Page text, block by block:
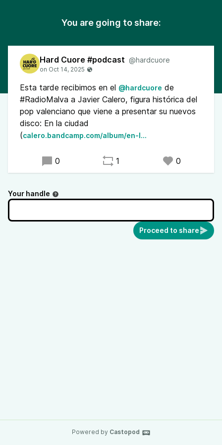
You are going to share:
Hard Cuore #podcast @hardcuore
Esta tarde recibimos en el @hardcuore de
#RadioMalva a Javier Calero, figura histórica del
pop valenciano que viene a presentar su nuevos
disco: En la ciudad
(calero.bandcamp.com/album/en-l…
0 1 0
Your handle
Proceed to share
Powered by Castopod